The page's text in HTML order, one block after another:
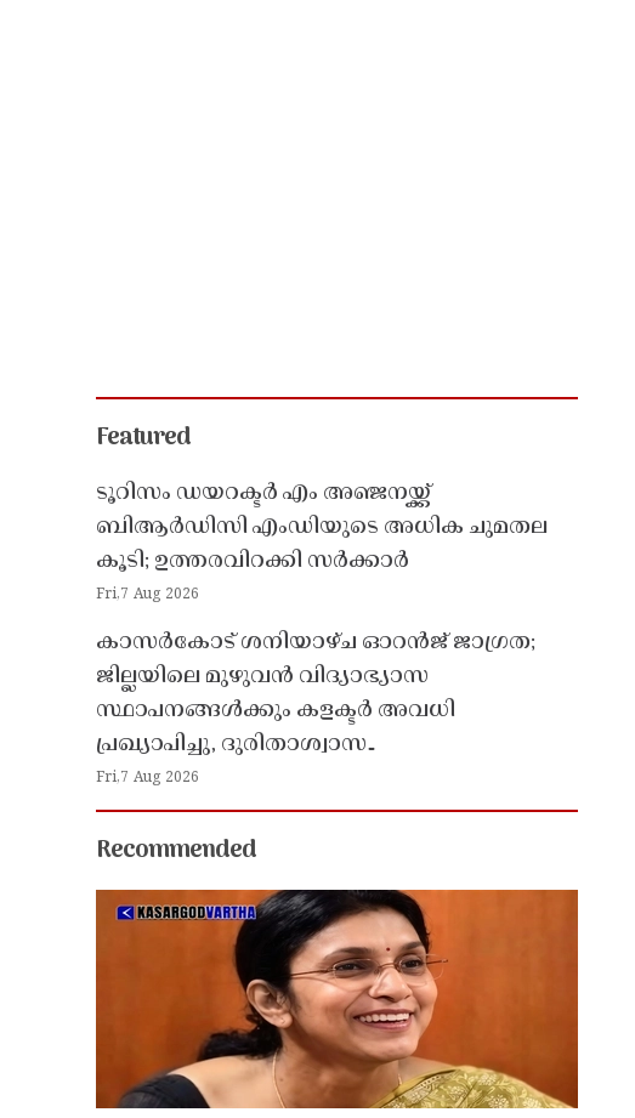
Featured
ടൂറിസം ഡയറക്ടർ എം അഞ്ജനയ്ക്ക്
ബിആർഡിസി എംഡിയുടെ അധിക ചുമതല
കൂടി; ഉത്തരവിറക്കി സർക്കാർ
Fri,7 Aug 2026
കാസർകോട് ശനിയാഴ്ച ഓറൻജ് ജാഗ്രത;
ജില്ലയിലെ മുഴുവൻ വിദ്യാഭ്യാസ
സ്ഥാപനങ്ങൾക്കും കളക്ടർ അവധി
പ്രഖ്യാപിച്ചു, ദുരിതാശ്വാസ
പ്രവർത്തനങ്ങൾക്ക് സജ്ജമാകാൻ നിർദേശം
Fri,7 Aug 2026
Recommended